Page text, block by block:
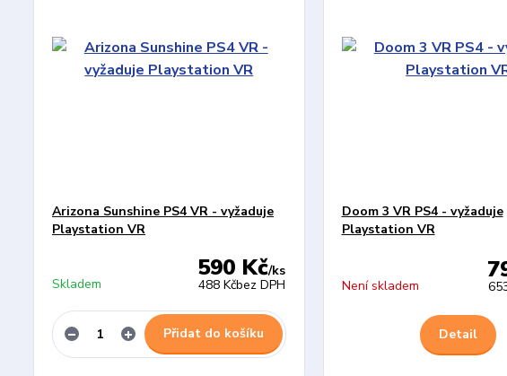
Arizona Sunshine PS4 VR - vyžaduje
Playstation VR
590 Kč/ks
488 Kčbez DPH
Skladem
Přidat do košíku
Doom 3 VR PS4 - vyžaduje
Playstation VR
Není skladem
Detail